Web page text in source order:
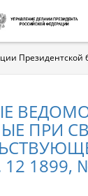
Президентской
ПРИ
1899,